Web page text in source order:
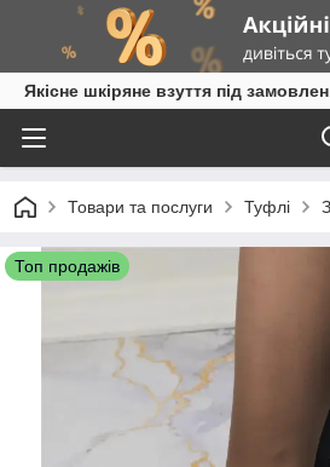
Якісне шкіряне взуття під
Товари та послуги Туфлі
Топ продажів